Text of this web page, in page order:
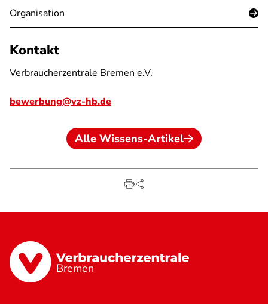
Organisation
Kontakt
Verbraucherzentrale Bremen e.V.
bewerbung@vz-hb.de
Alle Wissens-Artikel
Bremen